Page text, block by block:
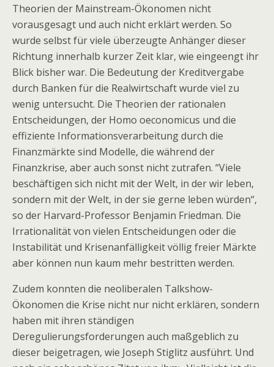
Theorien der Mainstream-Ökonomen nicht
vorausgesagt und auch nicht erklärt werden. So
wurde selbst für viele überzeugte Anhänger dieser
Richtung innerhalb kurzer Zeit klar, wie eingeengt ihr
Blick bisher war. Die Bedeutung der Kreditvergabe
durch Banken für die Realwirtschaft wurde viel zu
wenig untersucht. Die Theorien der rationalen
Entscheidungen, der Homo oeconomicus und die
effiziente Informationsverarbeitung durch die
Finanzmärkte sind Modelle, die während der
Finanzkrise, aber auch sonst nicht zutrafen. “Viele
beschäftigen sich nicht mit der Welt, in der wir leben,
sondern mit der Welt, in der sie gerne leben würden“,
so der Harvard-Professor Benjamin Friedman. Die
Irrationalität von vielen Entscheidungen oder die
Instabilität und Krisenanfälligkeit völlig freier Märkte
aber können nun kaum mehr bestritten werden.
Zudem konnten die neoliberalen Talkshow-
Ökonomen die Krise nicht nur nicht erklären, sondern
haben mit ihren ständigen
Deregulierungsforderungen auch maßgeblich zu
dieser beigetragen, wie Joseph Stiglitz ausführt. Und